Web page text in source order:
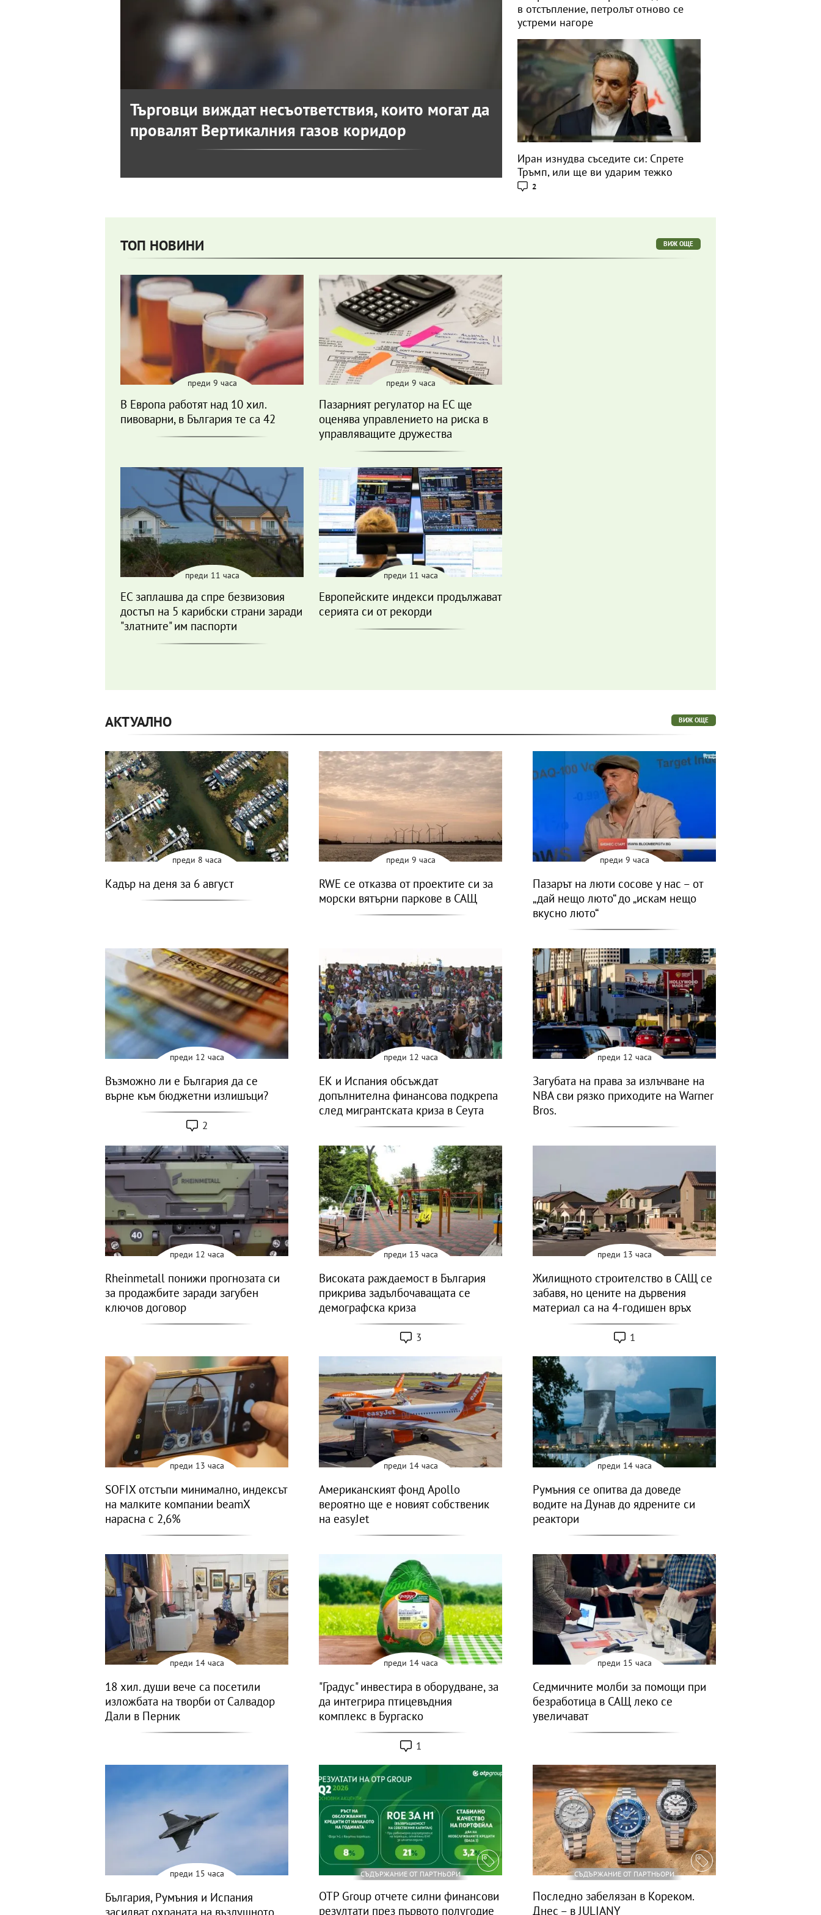
Търговци виждат несъответствия, които могат да
провалят Вертикалния газов коридор
в отстъпление, петролът отново се
устреми нагоре
Иран изнудва съседите си: Спрете
Тръмп, или ще ви ударим тежко
2
ТОП НОВИНИ ВИЖ ОЩЕ
преди 9 часа
В Европа работят над 10 хил.
пивоварни, в България те са 42
преди 9 часа
Пазарният регулатор на ЕС ще
оценява управлението на риска в
управляващите дружества
преди 11 часа
ЕС заплашва да спре безвизовия
достъп на 5 карибски страни заради
"златните" им паспорти
преди 11 часа
Европейските индекси продължават
серията си от рекорди
АКТУАЛНО ВИЖ ОЩЕ
преди 8 часа
Кадър на деня за 6 август
преди 9 часа
RWE се отказва от проектите си за
морски вятърни паркове в САЩ
преди 9 часа
Пазарът на люти сосове у нас – от
„дай нещо люто“ до „искам нещо
вкусно люто“
преди 12 часа
Възможно ли е България да се
върне към бюджетни излишъци?
2
преди 12 часа
ЕК и Испания обсъждат
допълнителна финансова подкрепа
след мигрантската криза в Сеута
преди 12 часа
Загубата на права за излъчване на
NBA сви рязко приходите на Warner
Bros.
преди 12 часа
Rheinmetall понижи прогнозата си
за продажбите заради загубен
ключов договор
преди 13 часа
Високата раждаемост в България
прикрива задълбочаващата се
демографска криза
3
преди 13 часа
Жилищното строителство в САЩ се
забавя, но цените на дървения
материал са на 4-годишен връх
1
преди 13 часа
SOFIX отстъпи минимално, индексът
на малките компании beamX
нарасна с 2,6%
преди 14 часа
Американският фонд Apollo
вероятно ще е новият собственик
на easyJet
преди 14 часа
Румъния се опитва да доведе
водите на Дунав до ядрените си
реактори
преди 14 часа
18 хил. души вече са посетили
изложбата на творби от Салвадор
Дали в Перник
преди 14 часа
"Градус" инвестира в оборудване, за
да интегрира птицевъдния
комплекс в Бургаско
1
преди 15 часа
Седмичните молби за помощи при
безработица в САЩ леко се
увеличават
преди 15 часа
България, Румъния и Испания
СЪДЪРЖАНИЕ ОТ ПАРТНЬОРИ
OTP Group отчете силни финансови
резултати през първото полугодие
СЪДЪРЖАНИЕ ОТ ПАРТНЬОРИ
Последно забелязан в Кореком.
Днес – в JULIANY